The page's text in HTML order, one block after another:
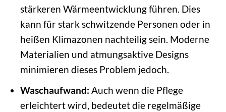
stärkeren Wärmeentwicklung führen. Dies
kann für stark schwitzende Personen oder in
heißen Klimazonen nachteilig sein. Moderne
Materialien und atmungsaktive Designs
minimieren dieses Problem jedoch.
Waschaufwand: Auch wenn die Pflege
erleichtert wird, bedeutet die regelmäßige